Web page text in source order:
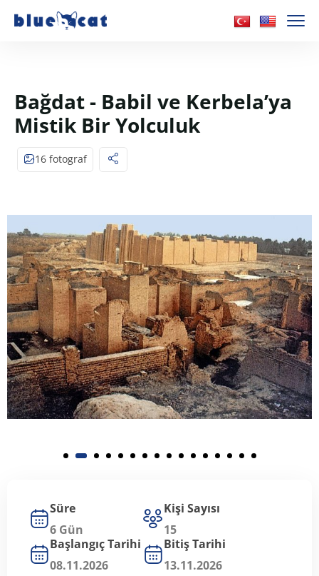
Bağdat - Babil ve Kerbela’ya
Mistik Bir Yolculuk
16 fotograf
Süre
6 Gün
Kişi Sayısı
15
Başlangıç Tarihi
08.11.2026
Bitiş Tarihi
13.11.2026